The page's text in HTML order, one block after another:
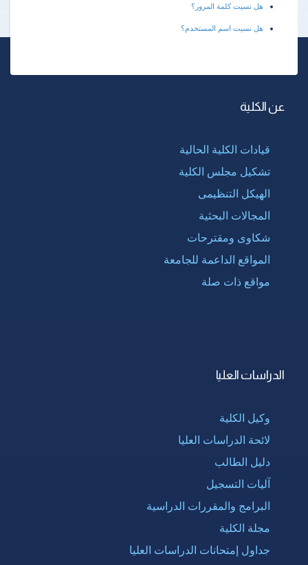
هل نسيت كلمة المرور؟
هل نسيت اسم المستخدم؟
عن الكلية
قيادات الكلية الحالية
تشكيل مجلس الكلية
الهيكل التنظيمى
المجالات البحثية
شكاوى ومقترحات
المواقع الداعمة للجامعة
مواقع ذات صلة
الدراسات العليا
وكيل الكلية
لائحة الدراسات العليا
دليل الطالب
آليات التسجيل
البرامج والمقررات الدراسية
مجلة الكلية
جداول إمتحانات الدراسات العليا